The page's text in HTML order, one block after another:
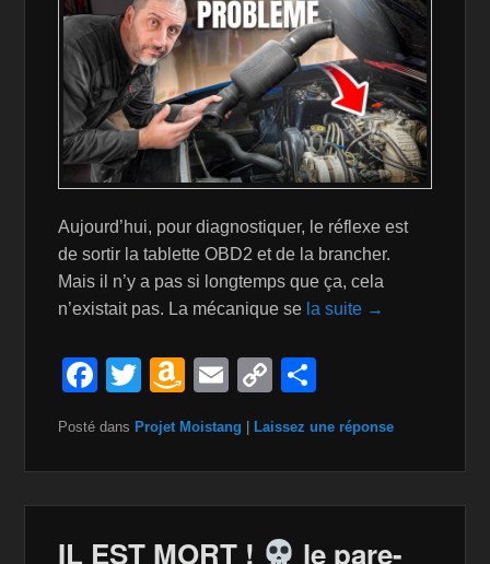
Aujourd’hui, pour diagnostiquer, le réflexe est
de sortir la tablette OBD2 et de la brancher.
Mais il n’y a pas si longtemps que ça, cela
n’existait pas. La mécanique se la suite →
F
c
e
b
o
T
tt
er
A
a
z
o
n
E
ail
C
p
y
Li
n
ta
g
er
Posté dans Projet Moistang Laissez une réponse
IL EST MORT ! le pare-